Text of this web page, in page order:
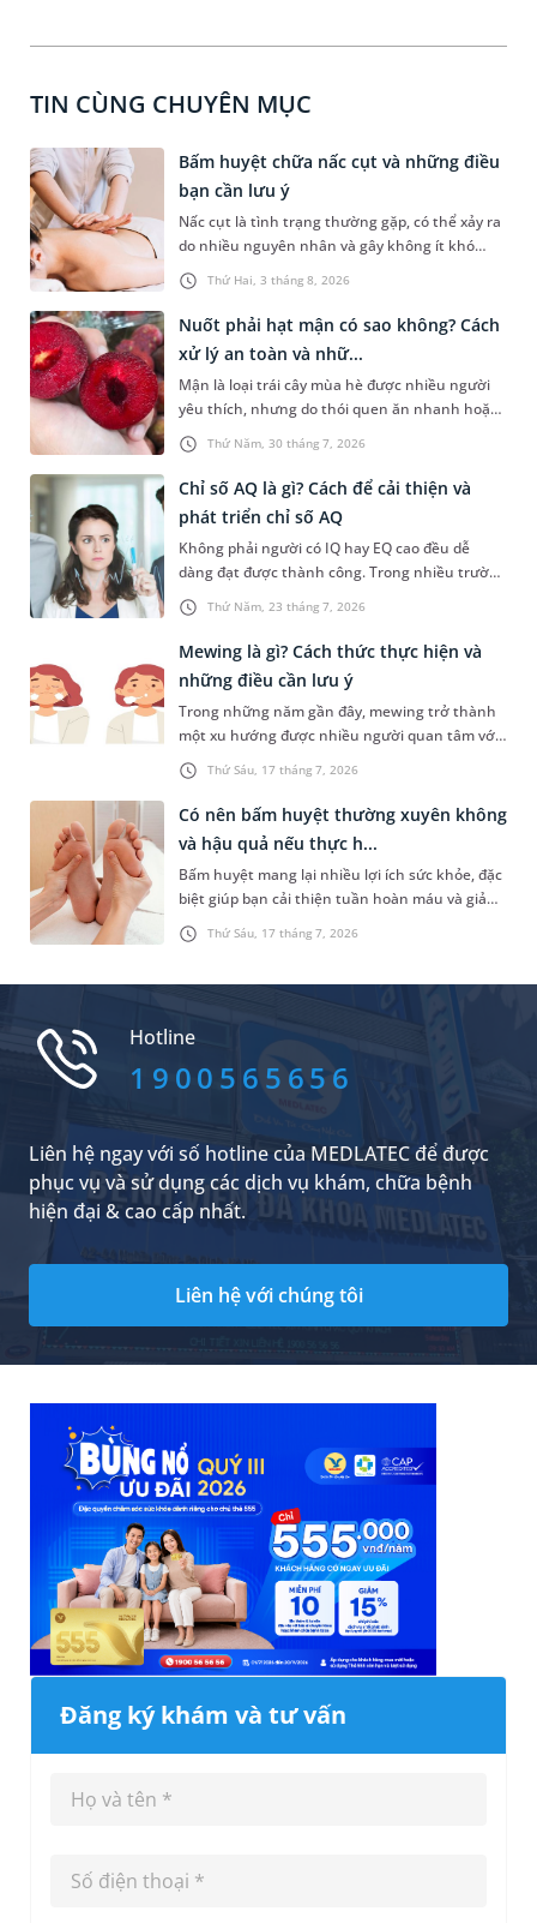
TIN CÙNG CHUYÊN MỤC
Thứ Hai, 3 tháng 8, 2026
Bấm huyệt chữa nấc cụt và những điều
bạn cần lưu ý
Nấc cụt là tình trạng thường gặp, có thể xảy ra
do nhiều nguyên nhân và gây không ít khó
chịu. Bấm huyệt chữa nấc cụt là một trong
những phương pháp được nhiều người tìm
hiểu để hỗ trợ tình trạng này. Mời bạn cùng
tìm hiểu sâu hơn về phương pháp chữa nấc cụt
này trong bài viết dưới đây.
Thứ Năm, 30 tháng 7, 2026
Nuốt phải hạt mận có sao không? Cách
xử lý an toàn và nhữ...
Mận là loại trái cây mùa hè được nhiều người
yêu thích, nhưng do thói quen ăn nhanh hoặc
sơ suất, không ít người đã vô tình nuốt phải
hạt mận. Cấu tạo hạt mận thường cứng, có hai
đầu nhọn nên khi đi vào đường tiêu hóa rất dễ
gây ra tâm lý hoang mang, lo lắng cho người
gặp phải. Bài viết dưới đây sẽ giải đáp chi tiết
giúp bạn thắc mắc nuốt phải hạt mận có sao
không dưới góc nhìn y khoa và hướng dẫn cách
xử trí an toàn, kịp thời nhất.
Thứ Năm, 23 tháng 7, 2026
Chỉ số AQ là gì? Cách để cải thiện và
phát triển chỉ số AQ
Không phải người có IQ hay EQ cao đều dễ
dàng đạt được thành công. Trong nhiều trường
hợp, khả năng đứng vững trước áp lực, thích
nghi với nghịch cảnh và không bỏ cuộc mới là
yếu tố tạo nên sự khác biệt. Đây cũng chính là
điều được phản ánh qua chỉ số AQ. Vậy chỉ số
AQ là gì, được xác định ra sao và làm thế nào để
cải thiện chỉ số này? Hãy cùng tìm hiểu trong
bài viết dưới đây.
Thứ Sáu, 17 tháng 7, 2026
Mewing là gì? Cách thức thực hiện và
những điều cần lưu ý
Trong những năm gần đây, mewing trở thành
một xu hướng được nhiều người quan tâm với
mục tiêu cải thiện đường nét khuôn mặt mà
không cần phẫu thuật. Vậy mewing là gì, hiệu
quả thực tế ra sao và cần lưu ý những gì để hạn
chế nguy cơ ảnh hưởng đến sức khỏe răng
hàm mặt?
Thứ Sáu, 17 tháng 7, 2026
Có nên bấm huyệt thường xuyên không
và hậu quả nếu thực h...
Bấm huyệt mang lại nhiều lợi ích sức khỏe, đặc
biệt giúp bạn cải thiện tuần hoàn máu và giảm
căng thẳng hiệu quả. Do đó, rất nhiều người đã
lựa chọn phương pháp chăm sóc sức khỏe tự
người quan tâm là có nên bấm huyệt thường
nào là hợp lý. Dưới đây là câu trả lời cụ thể.
Hotline
1900565656
Liên hệ ngay với số hotline của MEDLATEC để được
phục vụ và sử dụng các dịch vụ khám, chữa bệnh
hiện đại & cao cấp nhất.
Liên hệ với chúng tôi
Đăng ký khám và tư vấn